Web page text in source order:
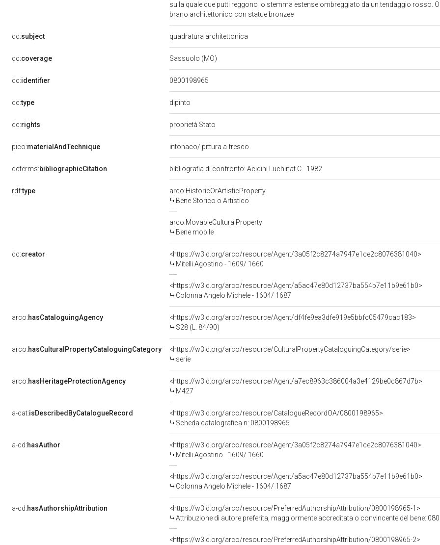
sulla quale due putti reggono lo stemma estense ombreggiato da un tendaggio rosso.
brano architettonico con statue bronzee
dc:subject quadratura architettonica
dc:coverage Sassuolo (MO)
dc:identifier 0800198965
dc:type dipinto
dc:rights proprietà Stato
pico:materialAndTechnique intonaco/ pittura a fresco
dcterms:bibliographicCitation bibliografia di confronto: Acidini Luchinat C - 1982
rdf:type
arco:HistoricOrArtisticProperty
Bene Storico o Artistico
arco:MovableCulturalProperty
Bene mobile
dc:creator
<https://w3id.org/arco/resource/Agent/3a05f2c8274a7947e1ce2c8076381040>
Mitelli Agostino - 1609/ 1660
<https://w3id.org/arco/resource/Agent/a5ac47e80d12737ba554b7e11b9e61b0>
Colonna Angelo Michele - 1604/ 1687
arco:hasCataloguingAgency
<https://w3id.org/arco/resource/Agent/df4fe9ea3dfe919e5bbfc05479cac183>
S28 (L. 84/90)
arco:hasCulturalPropertyCataloguingCategory
<https://w3id.org/arco/resource/CulturalPropertyCataloguingCategory/serie>
serie
arco:hasHeritageProtectionAgency
<https://w3id.org/arco/resource/Agent/a7ec8963c386004a3e4129be0c867d7b>
M427
a-cat:isDescribedByCatalogueRecord
<https://w3id.org/arco/resource/CatalogueRecordOA/0800198965>
Scheda catalografica n: 0800198965
a-cd:hasAuthor
<https://w3id.org/arco/resource/Agent/3a05f2c8274a7947e1ce2c8076381040>
Mitelli Agostino - 1609/ 1660
<https://w3id.org/arco/resource/Agent/a5ac47e80d12737ba554b7e11b9e61b0>
Colonna Angelo Michele - 1604/ 1687
a-cd:hasAuthorshipAttribution
<https://w3id.org/arco/resource/PreferredAuthorshipAttribution/0800198965-1>
Attribuzione di autore preferita, maggiormente accreditata o convincente del bene:
<https://w3id.org/arco/resource/PreferredAuthorshipAttribution/0800198965-2>